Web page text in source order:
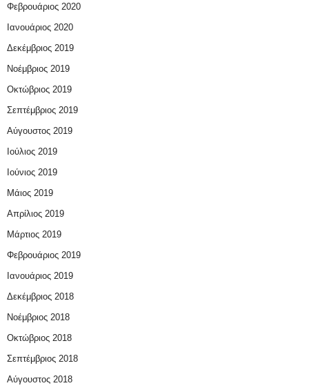
Φεβρουάριος 2020
Ιανουάριος 2020
Δεκέμβριος 2019
Νοέμβριος 2019
Οκτώβριος 2019
Σεπτέμβριος 2019
Αύγουστος 2019
Ιούλιος 2019
Ιούνιος 2019
Μάιος 2019
Απρίλιος 2019
Μάρτιος 2019
Φεβρουάριος 2019
Ιανουάριος 2019
Δεκέμβριος 2018
Νοέμβριος 2018
Οκτώβριος 2018
Σεπτέμβριος 2018
Αύγουστος 2018